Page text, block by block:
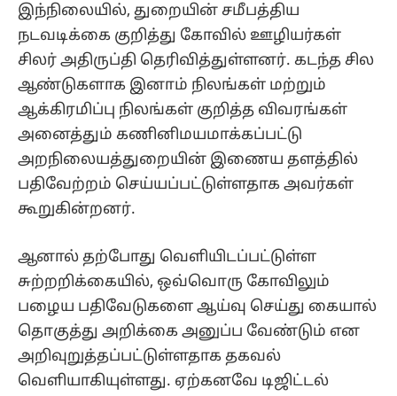
இந்நிலையில், துறையின் சமீபத்திய
நடவடிக்கை குறித்து கோவில் ஊழியர்கள்
சிலர் அதிருப்தி தெரிவித்துள்ளனர். கடந்த சில
ஆண்டுகளாக இனாம் நிலங்கள் மற்றும்
ஆக்கிரமிப்பு நிலங்கள் குறித்த விவரங்கள்
அனைத்தும் கணினிமயமாக்கப்பட்டு
அறநிலையத்துறையின் இணைய தளத்தில்
பதிவேற்றம் செய்யப்பட்டுள்ளதாக அவர்கள்
கூறுகின்றனர்.
ஆனால் தற்போது வெளியிடப்பட்டுள்ள
சுற்றறிக்கையில், ஒவ்வொரு கோவிலும்
பழைய பதிவேடுகளை ஆய்வு செய்து கையால்
தொகுத்து அறிக்கை அனுப்ப வேண்டும் என
அறிவுறுத்தப்பட்டுள்ளதாக தகவல்
வெளியாகியுள்ளது. ஏற்கனவே டிஜிட்டல்